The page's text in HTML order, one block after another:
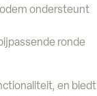
ondersteunt
ronde
en biedt